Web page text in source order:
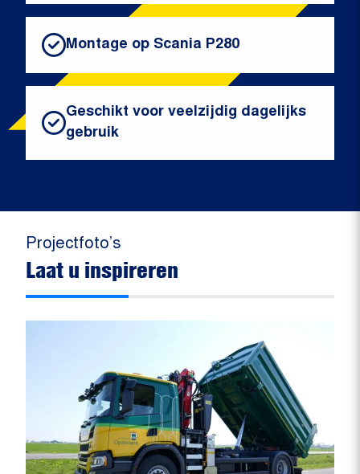
Montage op Scania P280
Geschikt voor veelzijdig dagelijks
gebruik
Projectfoto’s
Laat u inspireren